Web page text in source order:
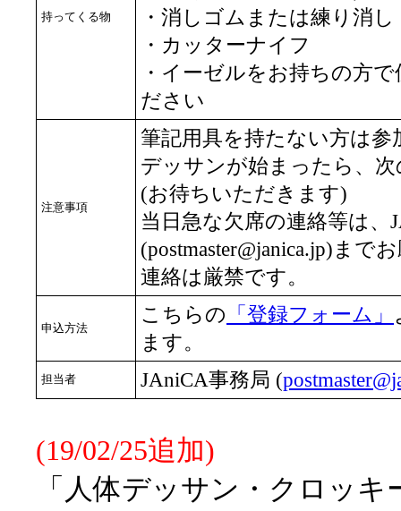
持ってくる物
・消しゴムまたは練り消し
・カッターナイフ
・イーゼルをお持ちの方
ださい
注意事項
筆記用具を持たない方は参
デッサンが始まったら、
(お待ちいただきます)
当日急な欠席の連絡等は、
(postmaster@janica.jp)まで
連絡は厳禁です。
申込方法
こちらの 「登録フォーム」
ます。
担当者 JAniCA事務局 (
(19/02/25追加)
「人体デッサン・クロッキ